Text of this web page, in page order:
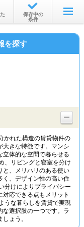
保存中の
条件
を探す
かれた構造の賃貸物件の
大きな特徴です。マンシ
立体的な空間で暮らせる
、リビングと寝室を分け
と、メリハリのある使い
く、デザイン性の高い住
分けによりプライバシー
応できる点もメリット
うな暮らしを賃貸で実現
な選択肢の一つです。ラ
ょう。